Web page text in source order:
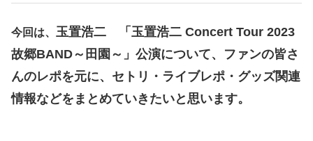
今回は、 玉置浩二 「玉置浩二 Concert Tour 2023
故郷BAND～田園～」公演について、ファンの皆さ
んのレポを元に、セトリ・ライブレポ・グッズ関連
情報などをまとめていきたいと思います。